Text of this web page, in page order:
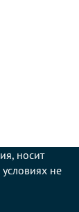
носит
не